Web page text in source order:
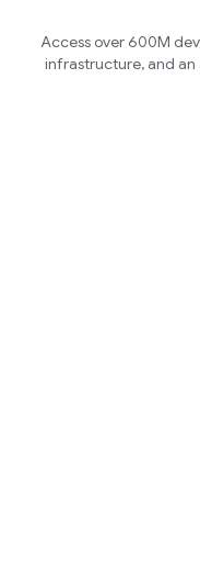
Access over 600M
infrastructure, and